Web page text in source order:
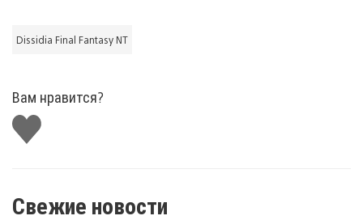
Dissidia Final Fantasy NT
Вам нравится?
Поставить
лайк
Свежие новости